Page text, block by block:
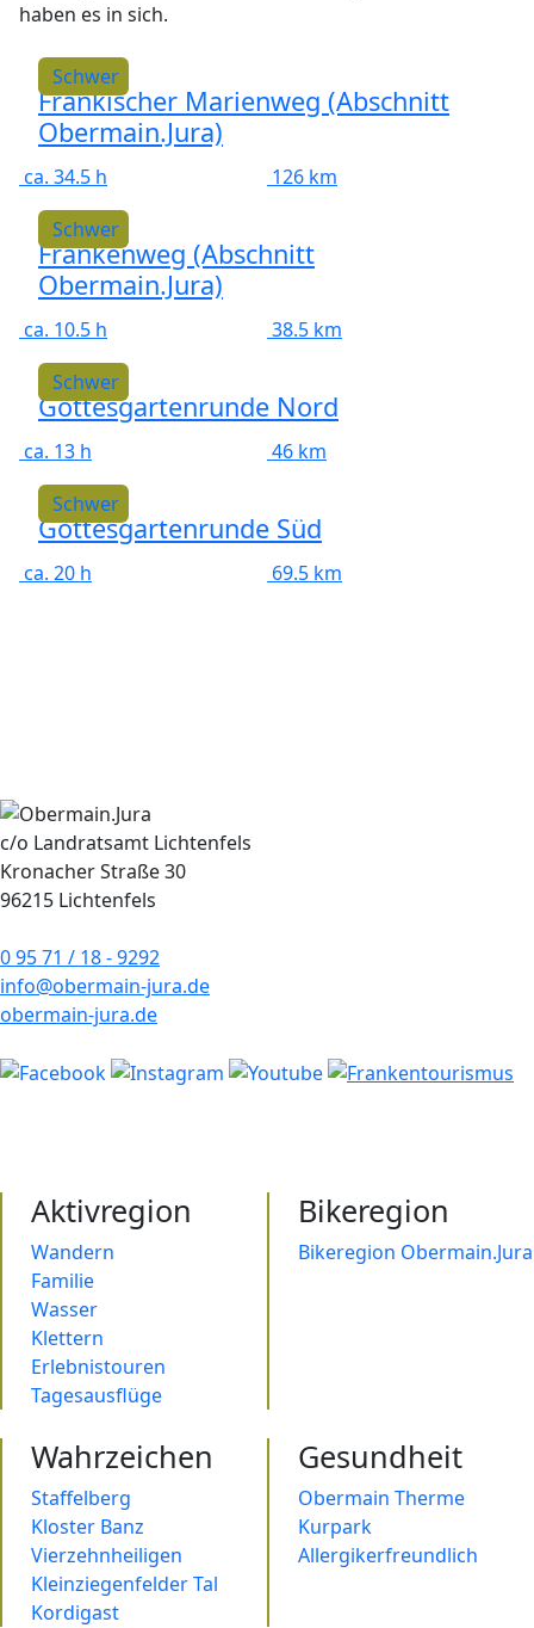
haben es in sich.
Schwer
Fränkischer Marienweg (Abschnitt
Obermain.Jura)
ca. 34.5 h
126 km
Schwer
Frankenweg (Abschnitt
Obermain.Jura)
ca. 10.5 h
38.5 km
Schwer
Gottesgartenrunde Nord
ca. 13 h
46 km
Schwer
Gottesgartenrunde Süd
ca. 20 h 69.5 km
c/o Landratsamt Lichtenfels
Kronacher Straße 30
96215 Lichtenfels
0 95 71 / 18 - 9292
info@obermain-jura.de
obermain-jura.de
Aktivregion
Wandern
Familie
Wasser
Klettern
Erlebnistouren
Tagesausflüge
Bikeregion
Bikeregion Obermain.Jura
Wahrzeichen
Staffelberg
Kloster Banz
Vierzehnheiligen
Kleinziegenfelder Tal
Kordigast
Gesundheit
Obermain Therme
Kurpark
Allergikerfreundlich